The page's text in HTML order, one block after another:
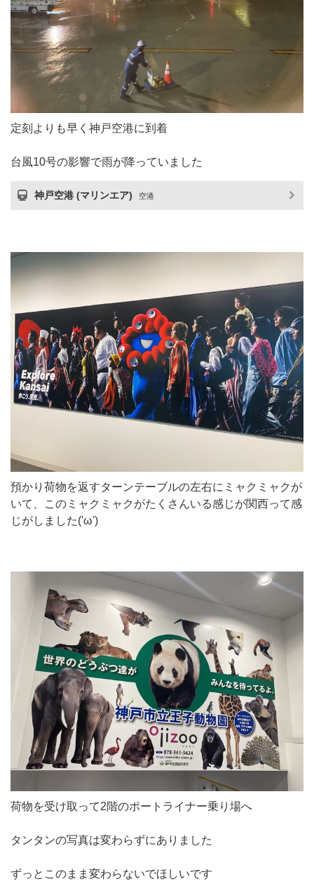
定刻よりも早く神戸空港に到着
台風10号の影響で雨が降っていました
神戸空港 (マリンエア) 空港
預かり荷物を返すターンテーブルの左右にミャクミャクが
いて、このミャクミャクがたくさんいる感じが関西って感
じがしました('ω')
荷物を受け取って2階のポートライナー乗り場へ
タンタンの写真は変わらずにありました
ずっとこのまま変わらないでほしいです